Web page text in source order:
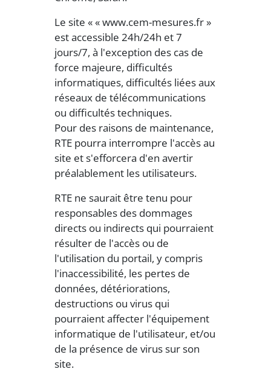
Le site « « www.cem-mesures.fr »
est accessible 24h/24h et 7
jours/7, à l'exception des cas de
force majeure, difficultés
informatiques, difficultés liées aux
réseaux de télécommunications
ou difficultés techniques.
Pour des raisons de maintenance,
RTE pourra interrompre l'accès au
site et s'efforcera d'en avertir
préalablement les utilisateurs.
RTE ne saurait être tenu pour
responsables des dommages
directs ou indirects qui pourraient
résulter de l'accès ou de
l'utilisation du portail, y compris
l'inaccessibilité, les pertes de
données, détériorations,
destructions ou virus qui
pourraient affecter l'équipement
informatique de l'utilisateur, et/ou
de la présence de virus sur son
site.